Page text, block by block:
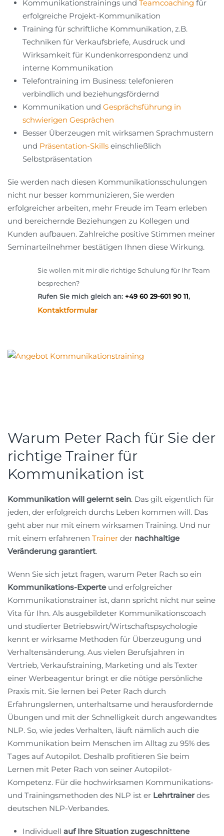
Kommunikationstrainings und Teamcoaching für
erfolgreiche Projekt-Kommunikation
Training für schriftliche Kommunikation, z.B.
Techniken für Verkaufsbriefe, Ausdruck und
Wirksamkeit für Kundenkorrespondenz und
interne Kommunikation
Telefontraining im Business: telefonieren
verbindlich und beziehungsfördernd
Kommunikation und Gesprächsführung in
schwierigen Gesprächen
Besser Überzeugen mit wirksamen Sprachmustern
und Präsentation-Skills einschließlich
Selbstpräsentation
Sie werden nach diesen Kommunikationsschulungen
nicht nur besser kommunizieren, Sie werden
erfolgreicher arbeiten, mehr Freude im Team erleben
und bereichernde Beziehungen zu Kollegen und
Kunden aufbauen. Zahlreiche positive Stimmen meiner
Seminarteilnehmer bestätigen Ihnen diese Wirkung.
Sie wollen mit mir die richtige Schulung für Ihr Team
besprechen?
Rufen Sie mich gleich an: +49 60 29-601 90 11,
Kontaktformular
Warum Peter Rach für Sie der
richtige Trainer für
Kommunikation ist
Kommunikation will gelernt sein. Das gilt eigentlich für
jeden, der erfolgreich durchs Leben kommen will. Das
geht aber nur mit einem wirksamen Training. Und nur
mit einem erfahrenen Trainer der nachhaltige
Veränderung garantiert.
Wenn Sie sich jetzt fragen, warum Peter Rach so ein
Kommunikations-Experteund erfolgreicher
Kommunikationstrainer ist, dann spricht nicht nur seine
Vita für Ihn. Als ausgebildeter Kommunikationscoach
und studierter Betriebswirt/Wirtschaftspsychologie
kennt er wirksame Methoden für Überzeugung und
Verhaltensänderung. Aus vielen Berufsjahren in
Vertrieb, Verkaufstraining, Marketing und als Texter
einer Werbeagentur bringt er die nötige persönliche
Praxis mit. Sie lernen bei Peter Rach durch
Erfahrungslernen, unterhaltsame und herausfordernde
Übungen und mit der Schnelligkeit durch angewandtes
NLP. So, wie jedes Verhalten, läuft nämlich auch die
Kommunikation beim Menschen im Alltag zu 95% des
Tages auf Autopilot. Deshalb profitieren Sie beim
Lernen mit Peter Rach von seiner Autopilot-
Kompetenz. Für die hochwirksamen Kommunikations-
und Trainingsmethoden des NLP ist er Lehrtrainerdes
deutschen NLP-Verbandes.
Individuell auf Ihre Situation zugeschnittene